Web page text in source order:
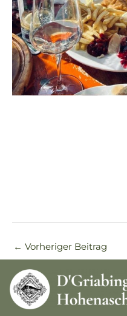
← Vorheriger Beitrag